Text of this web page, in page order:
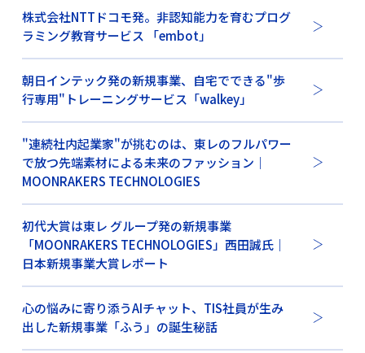
株式会社NTTドコモ発。非認知能力を育むプログ
ラミング教育サービス 「embot」
朝日インテック発の新規事業、自宅でできる"歩
行専用"トレーニングサービス「walkey」
"連続社内起業家"が挑むのは、東レのフルパワー
で放つ先端素材による未来のファッション｜
MOONRAKERS TECHNOLOGIES
初代大賞は東レ グループ発の新規事業
「MOONRAKERS TECHNOLOGIES」西田誠氏｜
日本新規事業大賞レポート
心の悩みに寄り添うAIチャット、TIS社員が生み
出した新規事業「ふう」の誕生秘話